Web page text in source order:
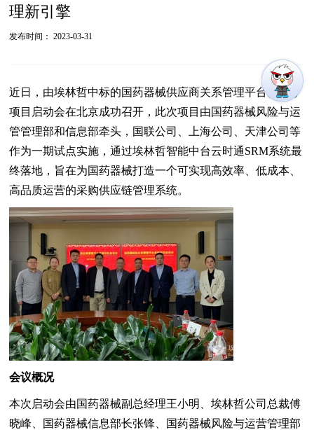
理新引擎
发布时间： 2023-03-31
近日，由埃林哲中标的国药器械供应商关系管理平台(SRM)
项目启动会在北京成功召开，此次项目由国药器械风险与运
管管理部和信息部牵头，国联公司、上海公司、天津公司等
作为一期试点实施，通过埃林哲智能中台云时通SRM系统最
终落地，旨在为国药器械打造一个可实现高效率、低成本、
高品质运营的采购供应链管理系统。
会议概况
本次启动会由国药器械副总经理王小明、埃林哲公司总裁傅
晓峰、国药器械信息部长张锋、国药器械风险与运营管理部